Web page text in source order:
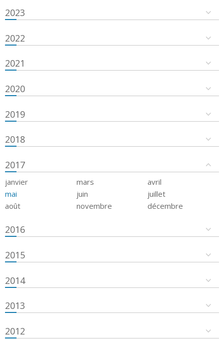
2023
2022
2021
2020
2019
2018
2017
janvier mars
avril
mai
juin
juillet
août
novembre décembre
2016
2015
2014
2013
2012